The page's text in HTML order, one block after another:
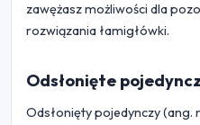
zawężasz możliwości dla
rozwiązania łamigłówki.
Odsłonięte
Odsłonięty pojedynczy (ang.